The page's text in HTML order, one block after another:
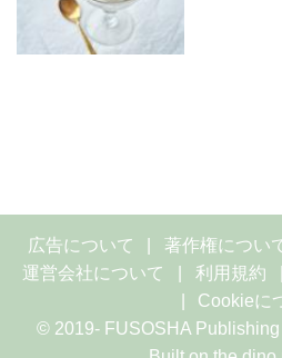
広告について 著作権につい
運営会社について
利用規約
Cookieに
© 2019- FUSOSHA